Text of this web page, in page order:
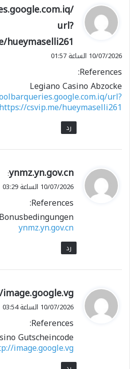
ي
ق
و
ل
url?
10/07/2026 الساعة 01:57
References:
Legiano Casino Abzocke
url?
csvip.me/hueymaselli261
رد
ي
ق
ل
ynmz.yn.gov.cn
:
10/07/2026 الساعة 03:29
References:
ynmz.yn.gov.cn
رد
ي
ق
ل
10/07/2026 الساعة 03:54
References:
Gutscheincode
image.google.vg/